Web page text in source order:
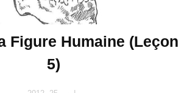
Figure Humaine (Leçon
5)